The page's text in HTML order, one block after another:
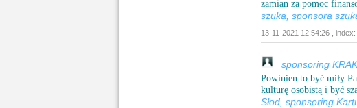
zamian za pomoc
szuka, sponsora
13-11-2021 12:54:26 , index:
sponsoring
Powinien to być miły
kulturę osobistą i być
Słod, sponsoring